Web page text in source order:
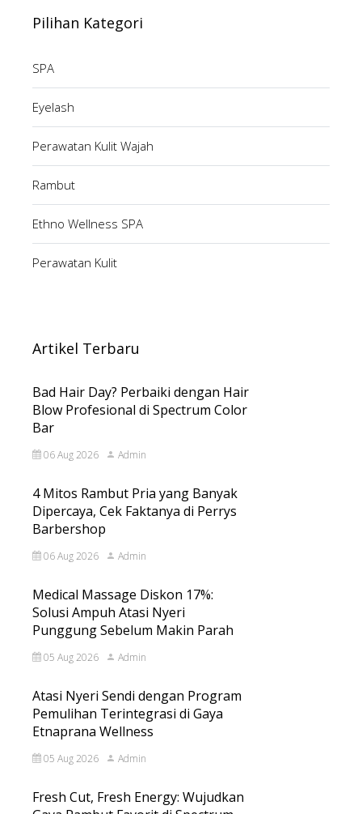
Pilihan Kategori
SPA
Eyelash
Perawatan Kulit Wajah
Rambut
Ethno Wellness SPA
Perawatan Kulit
Artikel Terbaru
Bad Hair Day? Perbaiki dengan Hair
Blow Profesional di Spectrum Color
Bar
06 Aug 2026 Admin
4 Mitos Rambut Pria yang Banyak
Dipercaya, Cek Faktanya di Perrys
Barbershop
06 Aug 2026 Admin
Medical Massage Diskon 17%:
Solusi Ampuh Atasi Nyeri
Punggung Sebelum Makin Parah
05 Aug 2026 Admin
Atasi Nyeri Sendi dengan Program
Pemulihan Terintegrasi di Gaya
Etnaprana Wellness
05 Aug 2026 Admin
Fresh Cut, Fresh Energy: Wujudkan